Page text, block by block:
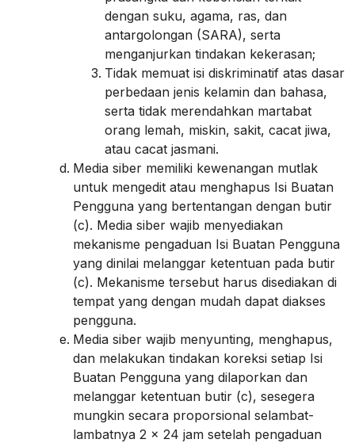
dengan suku, agama, ras, dan
antargolongan (SARA), serta
menganjurkan tindakan kekerasan;
Tidak memuat isi diskriminatif atas dasar
perbedaan jenis kelamin dan bahasa,
serta tidak merendahkan martabat
orang lemah, miskin, sakit, cacat jiwa,
atau cacat jasmani.
Media siber memiliki kewenangan mutlak
untuk mengedit atau menghapus Isi Buatan
Pengguna yang bertentangan dengan butir
(c). Media siber wajib menyediakan
mekanisme pengaduan Isi Buatan Pengguna
yang dinilai melanggar ketentuan pada butir
(c). Mekanisme tersebut harus disediakan di
tempat yang dengan mudah dapat diakses
pengguna.
Media siber wajib menyunting, menghapus,
dan melakukan tindakan koreksi setiap Isi
Buatan Pengguna yang dilaporkan dan
melanggar ketentuan butir (c), sesegera
mungkin secara proporsional selambat-
lambatnya 2 x 24 jam setelah pengaduan